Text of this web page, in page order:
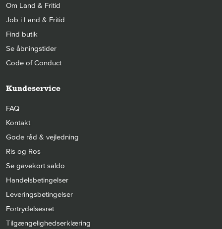
Om Land & Fritid
Job i Land & Fritid
Find butik
Se åbningstider
Code of Conduct
Kundeservice
FAQ
Kontakt
Gode råd & vejledning
Ris og Ros
Se gavekort saldo
Handelsbetingelser
Leveringsbetingelser
Fortrydelsesret
Tilgængelighedserklæring